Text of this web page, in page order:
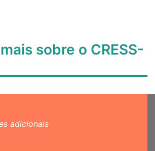
sobre o CRESS-
adicionais